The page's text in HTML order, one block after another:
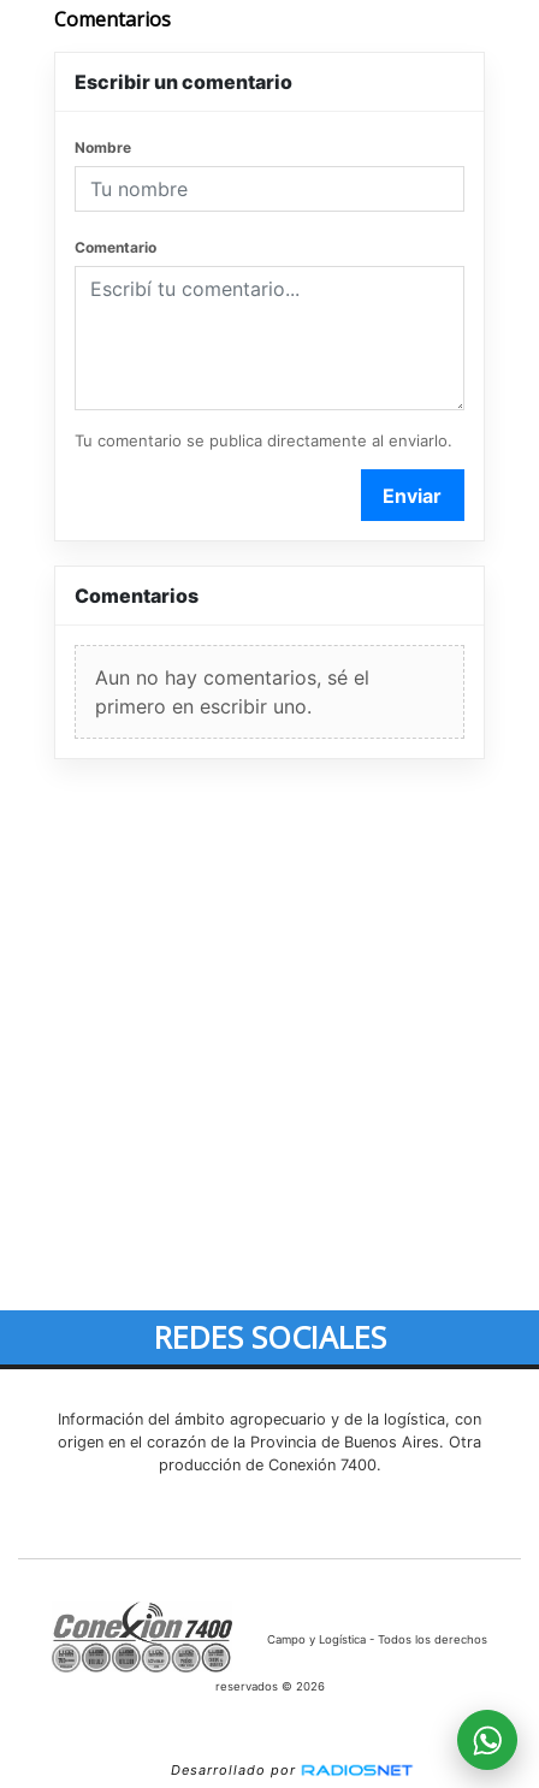
Comentarios
Escribir un comentario
Nombre
Comentario
Tu comentario se publica directamente al enviarlo.
Enviar
Comentarios
Aun no hay comentarios, sé el
primero en escribir uno.
REDES SOCIALES
Información del ámbito agropecuario y de la logística, con
origen en el corazón de la Provincia de Buenos Aires. Otra
producción de Conexión 7400.
Campo y Logística - Todos los derechos
reservados © 2026
Desarrollado por